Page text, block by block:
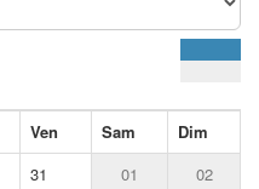
Ven Sam
Dim
31 01 02